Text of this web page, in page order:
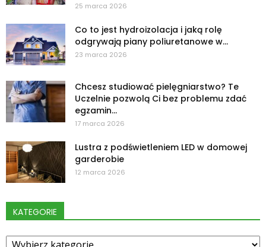
25 marca 2026
Co to jest hydroizolacja i jaką rolę
odgrywają piany poliuretanowe w...
23 marca 2026
Chcesz studiować pielęgniarstwo? Te
Uczelnie pozwolą Ci bez problemu zdać
egzamin...
17 marca 2026
Lustra z podświetleniem LED w domowej
garderobie
12 marca 2026
KATEGORIE
Kategorie